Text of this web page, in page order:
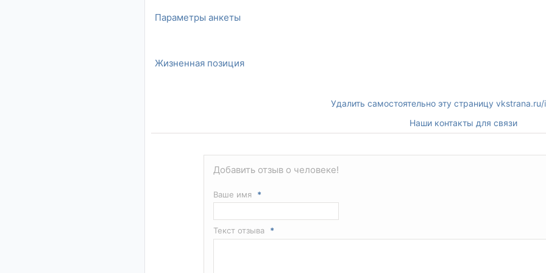
Параметры анкеты
Жизненная позиция
Удалить самостоятельно эту страницу
Наши контакты для связи
Добавить отзыв о человеке!
Ваше имя *
Текст отзыва *